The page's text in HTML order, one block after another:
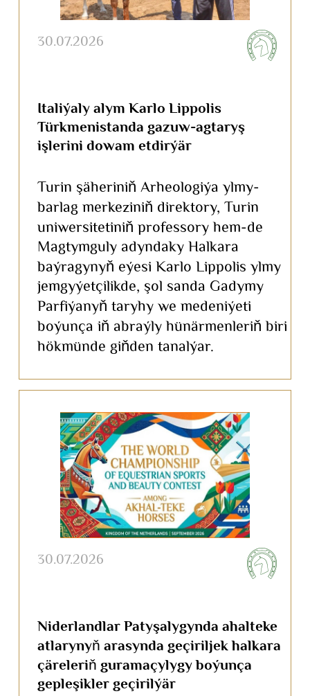
30.07.2026
Italiýaly alym Karlo Lippolis
Türkmenistanda gazuw-agtaryş
işlerini dowam etdirýär
Turin şäheriniň Arheologiýa ylmy-
barlag merkeziniň direktory, Turin
uniwersitetiniň professory hem-de
Magtymguly adyndaky Halkara
baýragynyň eýesi Karlo Lippolis ylmy
jemgyýetçilikde, şol sanda Gadymy
Parfiýanyň taryhy we medeniýeti
boýunça iň abraýly hünärmenleriň biri
hökmünde giňden tanalýar.
30.07.2026
Niderlandlar Patyşalygynda ahalteke
atlarynyň arasynda geçiriljek halkara
çäreleriň guramaçylygy boýunça
gepleşikler geçirilýär